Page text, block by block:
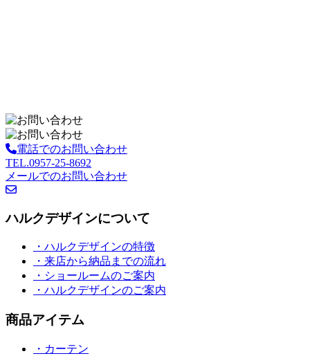
電話でのお問い合わせ
TEL.0957-25-8692
メールでのお問い合わせ
ハルクデザインについて
・ハルクデザインの特徴
・来店から納品までの流れ
・ショールームのご案内
・ハルクデザインのご案内
商品アイテム
・カーテン